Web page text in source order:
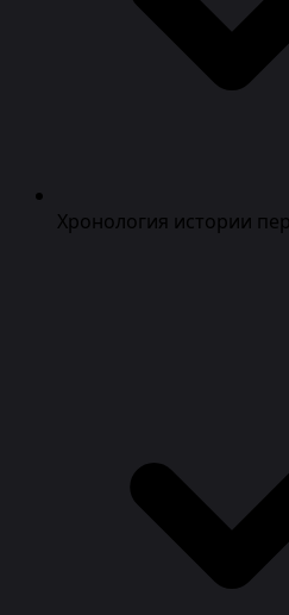
Хронология истории